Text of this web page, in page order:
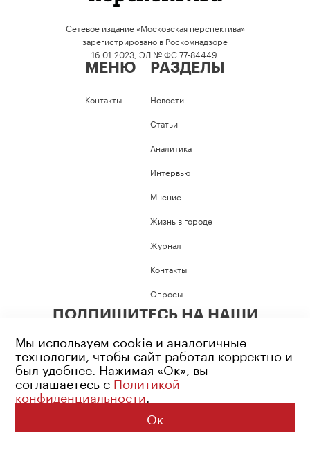
Сетевое издание «Московская перспектива»
зарегистрировано в Роскомнадзоре
16.01.2023, ЭЛ № ФС 77-84449.
МЕНЮ
Контакты
РАЗДЕЛЫ
Новости
Статьи
Аналитика
Интервью
Мнение
Жизнь в городе
Журнал
Контакты
Опросы
ПОДПИШИТЕСЬ НА НАШИ
Возрастное ограничение: 16+
Политика конфиденциальности
© 2026 Все права защищены
Мы используем cookie и аналогичные
технологии, чтобы сайт работал корректно и
был удобнее. Нажимая «Ок», вы
соглашаетесь с Политикой
конфиденциальности.
Ок